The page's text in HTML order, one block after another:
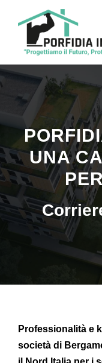
UNA
Professionalità e
società di